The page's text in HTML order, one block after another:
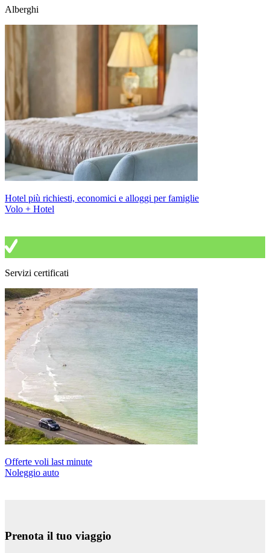
Alberghi
Hotel più richiesti, economici e alloggi per famiglie
Volo + Hotel
Servizi certificati
Offerte voli last minute
Noleggio auto
Prenota il tuo viaggio